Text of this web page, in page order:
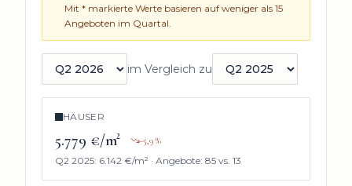
Mit * markierte Werte basieren auf weniger als 15
Angeboten im Quartal.
Quartal auswählen
im Vergleich zu
Vergleichsquartal auswählen
HÄUSER
5.779 €/m² -5,9 %
Q2 2025: 6.142 €/m² · Angebote: 85 vs. 13